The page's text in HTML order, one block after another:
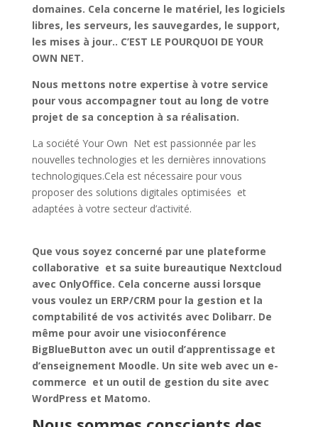
domaines. Cela concerne le matériel, les logiciels
libres, les serveurs, les sauvegardes, le support,
les mises à jour.. C’EST LE POURQUOI DE YOUR
OWN NET.
Nous mettons notre expertise à votre service
pour vous accompagner tout au long de votre
projet de sa conception à sa réalisation.
La société Your Own Net est passionnée par les
nouvelles technologies et les dernières innovations
technologiques.Cela est nécessaire pour vous
proposer des solutions digitales optimisées et
adaptées à votre secteur d’activité.
Que vous soyez concerné par une plateforme
collaborative et sa suite bureautique Nextcloud
avec OnlyOffice. Cela concerne aussi lorsque
vous voulez un ERP/CRM pour la gestion et la
comptabilité de vos activités avec Dolibarr. De
même pour avoir une visioconférence
BigBlueButton avec un outil d’apprentissage et
d’enseignement Moodle. Un site web avec un e-
commerce et un outil de gestion du site avec
WordPress et Matomo.